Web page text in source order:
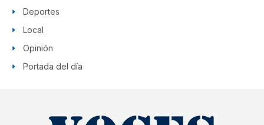
Deportes
Local
Opinión
Portada del día